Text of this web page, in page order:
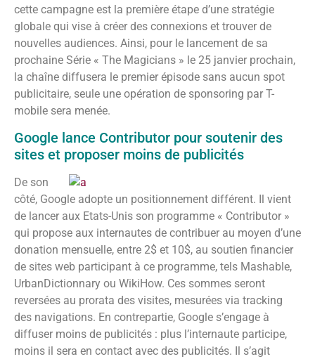
cette campagne est la première étape d’une stratégie
globale qui vise à créer des connexions et trouver de
nouvelles audiences. Ainsi, pour le lancement de sa
prochaine Série « The Magicians » le 25 janvier prochain,
la chaîne diffusera le premier épisode sans aucun spot
publicitaire, seule une opération de sponsoring par T-
mobile sera menée.
Google lance Contributor pour soutenir des
sites et proposer moins de publicités
De son
côté, Google adopte un positionnement différent. Il vient
de lancer aux Etats-Unis son programme « Contributor »
qui propose aux internautes de contribuer au moyen d’une
donation mensuelle, entre 2$ et 10$, au soutien financier
de sites web participant à ce programme, tels Mashable,
UrbanDictionnary ou WikiHow. Ces sommes seront
reversées au prorata des visites, mesurées via tracking
des navigations. En contrepartie, Google s’engage à
diffuser moins de publicités : plus l’internaute participe,
moins il sera en contact avec des publicités. Il s’agit